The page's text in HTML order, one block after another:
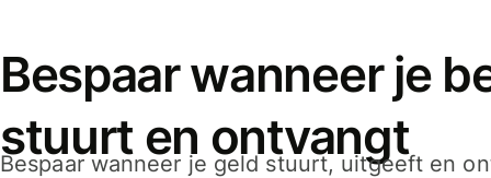
Bespaar wanneer je
stuurt en ontvangt
Bespaar wanneer je geld stuurt, uitgeeft en